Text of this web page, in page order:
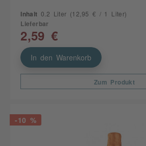
Inhalt 0.2 Liter (12,95 € / 1 Liter)
Lieferbar
2,59 €
In den Warenkorb
Zum Produkt
-10 %